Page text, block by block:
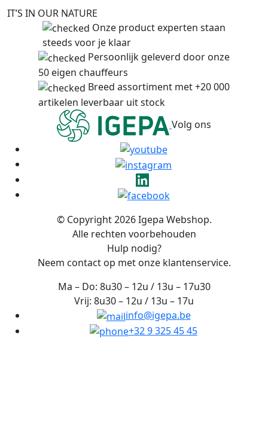
IT’S IN OUR NATURE
Onze product experten staan
steeds voor je klaar
Persoonlijk geleverd door onze
50 eigen chauffeurs
Breed assortiment met +20 000
artikelen leverbaar uit stock
Volg ons
© Copyright 2026 Igepa Webshop.
Alle rechten voorbehouden
Hulp nodig?
Neem contact op met onze klantenservice.
Ma – Do: 8u30 – 12u / 13u – 17u30
Vrij: 8u30 – 12u / 13u – 17u
info@igepa.be
+32 9 325 45 45